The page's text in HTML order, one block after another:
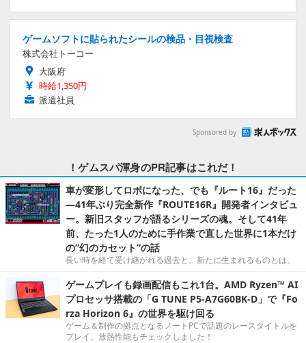
ゲームソフトに貼られたシールの検品・目視検査
株式会社トーコー
大阪府
時給1,350円
派遣社員
Sponsored by
！ゲムスパ渾身のPR記事はこれだ！
車が変形してロボになった、でも『ルート16』だった
―41年ぶり完全新作『ROUTE16R』開発者インタビュ
ー。新旧スタッフが語るシリーズの魂。そして41年
前、たった1人のために手作業で直した世界に1本だけ
の“幻のカセット”の話
長い時を経て受け継がれる過去と、新たに生まれるものとは。
ゲームプレイも録画配信もこれ1台。AMD Ryzen™ AI
プロセッサ搭載の「G TUNE P5-A7G60BK-D」で『Fo
rza Horizon 6』の世界を駆け回る
ゲーム＆制作の拠点となるノートPCで話題のレースタイトルを
プレイ。放熱性能もチェックしました！